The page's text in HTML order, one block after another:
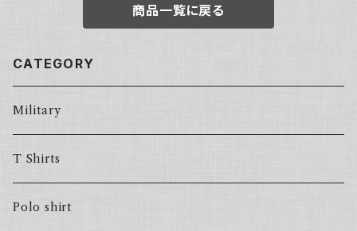
商品一覧に戻る
CATEGORY
Military
T Shirts
Polo shirt